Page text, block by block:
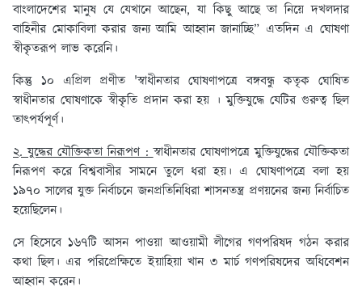
বাংলাদেশের মানুষ যে যেখানে আছেন, যা কিছু আছে তা নিয়ে দখলদার
বাহিনীর মোকাবিলা করার জন্য আমি আহ্বান জানাচ্ছি” এতদিন এ ঘোষণা
স্বীকৃতরূপ লাভ করেনি।
কিন্তু ১০ এপ্রিল প্রণীত 'স্বাধীনতার ঘোষণাপত্রে বঙ্গবন্ধু কতৃক ঘোষিত
স্বাধীনতার ঘোষণাকে স্বীকৃতি প্রদান করা হয় । মুক্তিযুদ্ধে যেটির গুরুত্ব ছিল
তাৎপর্যপূর্ণ।
২. যুদ্ধের যৌক্তিকতা নিরূপণ :স্বাধীনতার ঘোষণাপত্রে মুক্তিযুদ্ধের যৌক্তিকতা
নিরূপণ করে বিশ্ববাসীর সামনে তুলে ধরা হয়। এ ঘোষণাপত্রে বলা হয়
১৯৭০ সালের যুক্ত নির্বাচনে জনপ্রতিনিধিরা শাসনতন্ত্র প্রণয়নের জন্য নির্বাচিত
হয়েছিলেন।
সে হিসেবে ১৬৭টি আসন পাওয়া আওয়ামী লীগের গণপরিষদ গঠন করার
কথা ছিল। এর পরিপ্রেক্ষিতে ইয়াহিয়া খান ৩ মার্চ গণপরিষদের অধিবেশন
আহ্বান করেন।